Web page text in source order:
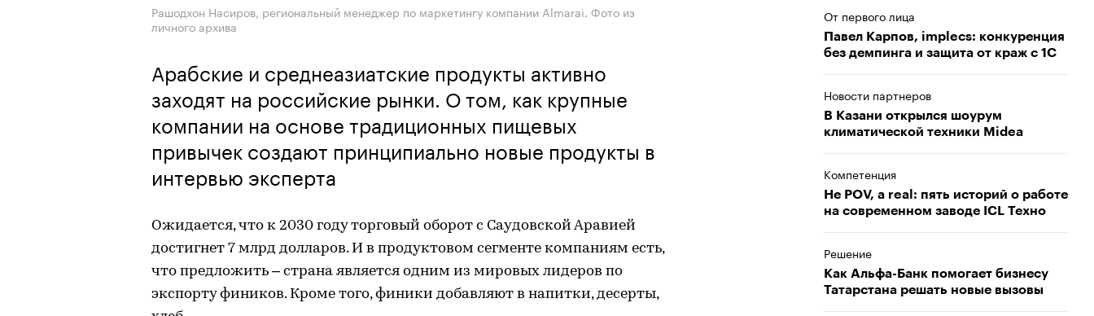
Рашодхон Насиров, региональный менеджер по маркетингу компании Almarai. Фото из
личного архива
Арабские и среднеазиатские продукты активно
заходят на российские рынки. О том, как крупные
компании на основе традиционных пищевых
привычек создают принципиально новые продукты в
интервью эксперта
Ожидается, что к 2030 году торговый оборот с Саудовской Аравией
достигнет 7 млрд долларов. И в продуктовом сегменте компаниям есть,
что предложить – страна является одним из мировых лидеров по
экспорту фиников. Кроме того, финики добавляют в напитки, десерты,
От первого лица
Павел Карпов, implecs: конкуренция
без демпинга и защита от краж с 1С
Новости партнеров
В Казани открылся шоурум
климатической техники Midea
Компетенция
Не POV, а real: пять историй о работе
на современном заводе ICL Техно
Решение
Как Альфа-Банк помогает бизнесу
Татарстана решать новые вызовы